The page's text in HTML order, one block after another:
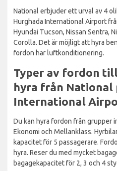
National erbjuder ett urval av 4
Hurghada International Airport
Hyundai Tucson, Nissan Sentra,
Corolla. Det är möjligt att hyra
fordon har luftkonditionering.
Typer av fordon
hyra från National
International
Du kan hyra fordon från grupper
Ekonomi och Mellanklass.
kapacitet för 5 passagerare.
hyra. Reser du med mycket
bagagekapacitet för 2, 3 och 4